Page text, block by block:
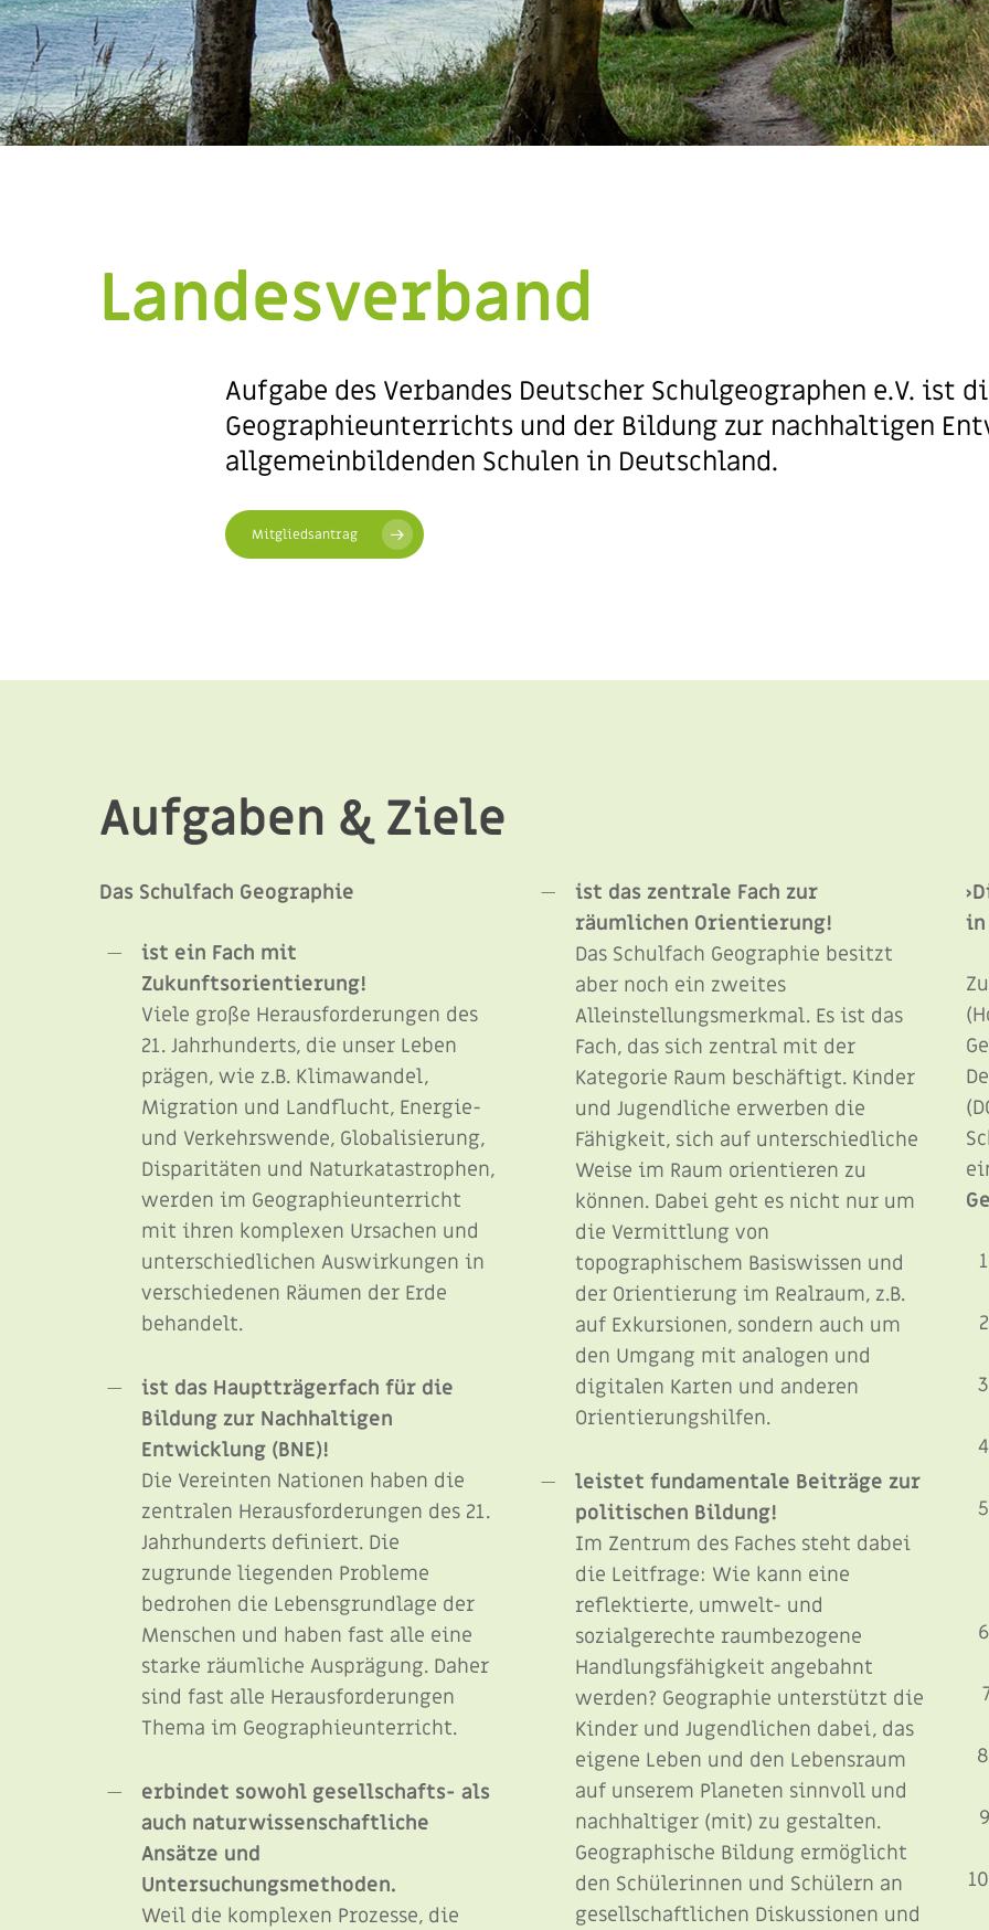
Landesverband
Aufgabe des Verbandes Deutscher Schulgeographen e.V. ist
Geographieunterrichts und der Bildung zur nachhaltigen
allgemeinbildenden Schulen in Deutschland.
Mitgliedsantrag
Aufgaben & Ziele
Das Schulfach Geographie
ist ein Fach mit
Zukunftsorientierung!
Viele große Herausforderungen des
21. Jahrhunderts, die unser Leben
prägen, wie z.B. Klimawandel,
Migration und Landflucht, Energie-
und Verkehrswende, Globalisierung,
Disparitäten und Naturkatastrophen,
werden im Geographieunterricht
mit ihren komplexen Ursachen und
unterschiedlichen Auswirkungen in
verschiedenen Räumen der Erde
behandelt.
ist das Hauptträgerfach für die
Bildung zur Nachhaltigen
Entwicklung (BNE)!
Die Vereinten Nationen haben die
zentralen Herausforderungen des 21.
Jahrhunderts definiert. Die
zugrunde liegenden Probleme
bedrohen die Lebensgrundlage der
Menschen und haben fast alle eine
starke räumliche Ausprägung. Daher
sind fast alle Herausforderungen
Thema im Geographieunterricht.
erbindet sowohl gesellschafts- als
auch naturwissenschaftliche
Ansätze und
Untersuchungsmethoden.
Weil die komplexen Prozesse, die
ist das zentrale Fach zur
räumlichen Orientierung!
Das Schulfach Geographie besitzt
aber noch ein zweites
Alleinstellungsmerkmal. Es ist das
Fach, das sich zentral mit der
Kategorie Raum beschäftigt. Kinder
und Jugendliche erwerben die
Fähigkeit, sich auf unterschiedliche
Weise im Raum orientieren zu
können. Dabei geht es nicht nur um
die Vermittlung von
topographischem Basiswissen und
der Orientierung im Realraum, z.B.
auf Exkursionen, sondern auch um
den Umgang mit analogen und
digitalen Karten und anderen
Orientierungshilfen.
leistet fundamentale Beiträge zur
politischen Bildung!
Im Zentrum des Faches steht dabei
die Leitfrage: Wie kann eine
reflektierte, umwelt- und
sozialgerechte raumbezogene
Handlungsfähigkeit angebahnt
werden? Geographie unterstützt die
Kinder und Jugendlichen dabei, das
eigene Leben und den Lebensraum
auf unserem Planeten sinnvoll und
nachhaltiger (mit) zu gestalten.
Geographische Bildung ermöglicht
den Schülerinnen und Schülern an
gesellschaftlichen Diskussionen und
in